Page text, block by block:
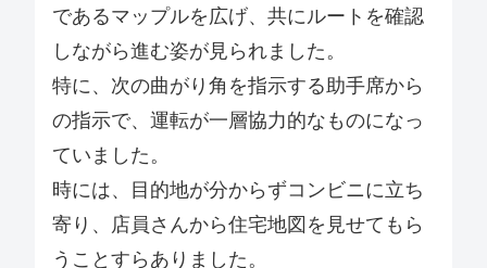
であるマップルを広げ、共にルートを確認
しながら進む姿が見られました。
特に、次の曲がり角を指示する助手席から
の指示で、運転が一層協力的なものになっ
ていました。
時には、目的地が分からずコンビニに立ち
寄り、店員さんから住宅地図を見せてもら
うことすらありました。